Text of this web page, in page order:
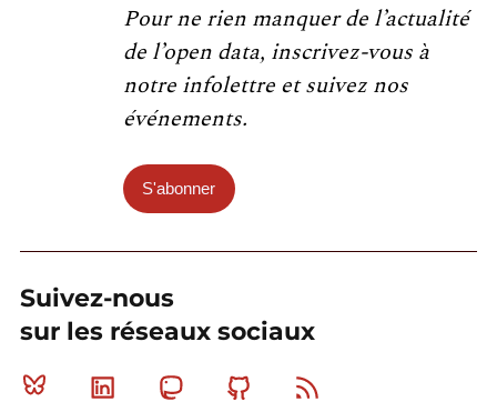
Pour ne rien manquer de l’actualité
de l’open data, inscrivez-vous à
notre infolettre et suivez nos
événements.
S'abonner
Suivez-nous
sur les réseaux sociaux
Bluesky Linkedin MastodonGithub